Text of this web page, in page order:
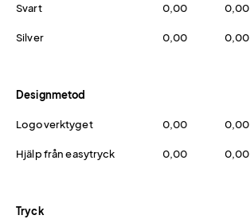
Svart 0,00 0,00
Silver 0,00 0,00
Designmetod
Logoverktyget 0,00 0,00
Hjälp från easytryck 0,00 0,00
Tryck